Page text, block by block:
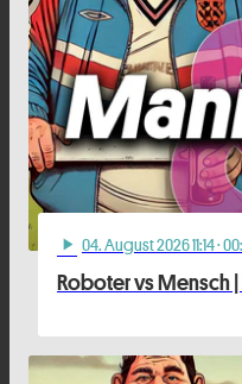
play_arrow 04. August 2026 11:14·
Roboter vs Mensch